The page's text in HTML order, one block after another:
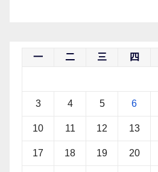
一 二 三 四
3 4 5 6
10 11 12 13
17 18 19 20